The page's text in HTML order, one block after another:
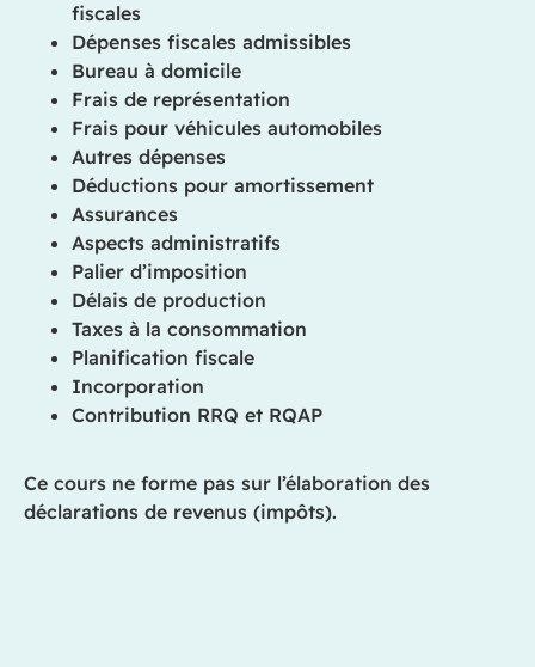
fiscales
Dépenses fiscales admissibles
Bureau à domicile
Frais de représentation
Frais pour véhicules automobiles
Autres dépenses
Déductions pour amortissement
Assurances
Aspects administratifs
Palier d’imposition
Délais de production
Taxes à la consommation
Planification fiscale
Incorporation
Contribution RRQ et RQAP
Ce cours ne forme pas sur l’élaboration des
déclarations de revenus (impôts).